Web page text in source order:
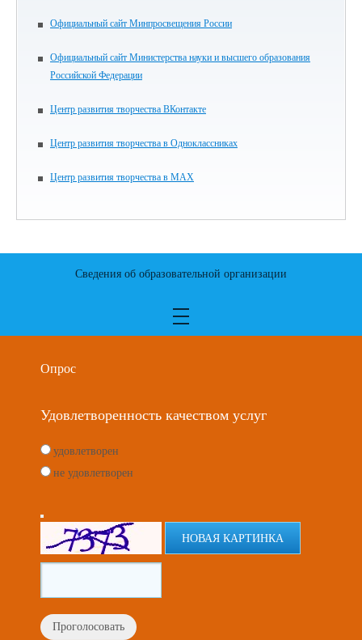
Официальный сайт Минпросвещения России
Официальный сайт Министерства науки и высшего образования
Российской Федерации
Центр развития творчества ВКонтакте
Центр развития творчества в Одноклассниках
Центр развития творчества в МАХ
Сведения об образовательной организации
Опрос
Удовлетворенность качеством услуг
удовлетворен
не удовлетворен
НОВАЯ КАРТИНКА